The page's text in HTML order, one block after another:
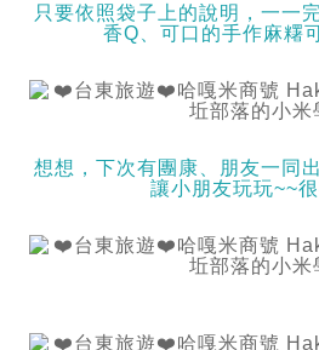
只要依照袋子上的說明，一一
香Q、可口的手作麻糬
想想，下次有團康、朋友一同
讓小朋友玩玩~~